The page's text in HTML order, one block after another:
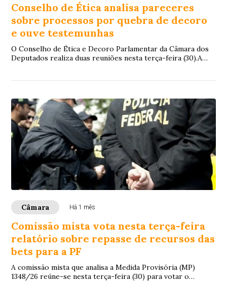
Conselho de Ética analisa pareceres
sobre processos por quebra de decoro
e ouve testemunhas
O Conselho de Ética e Decoro Parlamentar da Câmara dos
Deputados realiza duas reuniões nesta terça-feira (30).A
Câmara Há 1 mês
Comissão mista vota nesta terça-feira
relatório sobre repasse de recursos das
bets para a PF
A comissão mista que analisa a Medida Provisória (MP)
1348/26 reúne-se nesta terça-feira (30) para votar o